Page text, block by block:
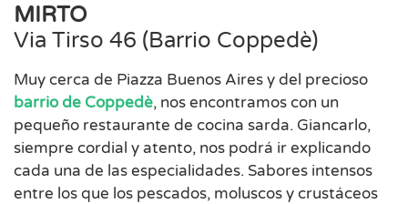
MIRTO
Via Tirso 46 (Barrio Coppedè)
Muy cerca de Piazza Buenos Aires y del precioso
barrio de Coppedè, nos encontramos con un
pequeño restaurante de cocina sarda. Giancarlo,
siempre cordial y atento, nos podrá ir explicando
cada una de las especialidades. Sabores intensos
entre los que los pescados, moluscos y crustáceos